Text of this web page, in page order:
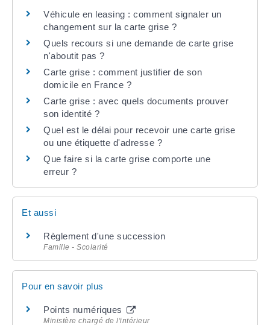
Véhicule en leasing : comment signaler un
changement sur la carte grise ?
Quels recours si une demande de carte grise
n'aboutit pas ?
Carte grise : comment justifier de son
domicile en France ?
Carte grise : avec quels documents prouver
son identité ?
Quel est le délai pour recevoir une carte grise
ou une étiquette d'adresse ?
Que faire si la carte grise comporte une
erreur ?
Et aussi
Règlement d'une succession
Famille - Scolarité
Pour en savoir plus
Points numériques
Ministère chargé de l'intérieur